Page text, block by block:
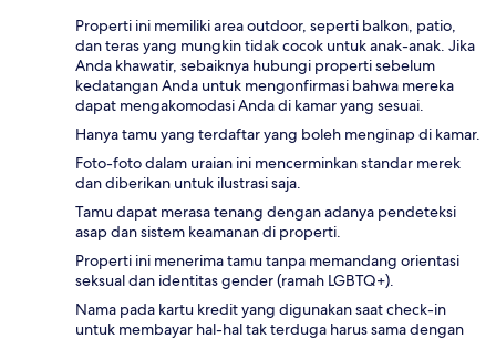
Properti ini memiliki area outdoor, seperti balkon, patio,
dan teras yang mungkin tidak cocok untuk anak-anak. Jika
Anda khawatir, sebaiknya hubungi properti sebelum
kedatangan Anda untuk mengonfirmasi bahwa mereka
dapat mengakomodasi Anda di kamar yang sesuai.
Hanya tamu yang terdaftar yang boleh menginap di kamar.
Foto-foto dalam uraian ini mencerminkan standar merek
dan diberikan untuk ilustrasi saja.
Tamu dapat merasa tenang dengan adanya pendeteksi
asap dan sistem keamanan di properti.
Properti ini menerima tamu tanpa memandang orientasi
seksual dan identitas gender (ramah LGBTQ+).
Nama pada kartu kredit yang digunakan saat check-in
untuk membayar hal-hal tak terduga harus sama dengan